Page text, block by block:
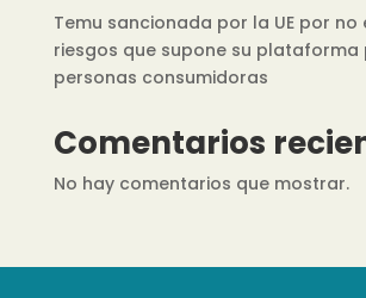
Temu sancionada por la UE por no
riesgos que supone su plataforma
personas consumidoras
Comentarios
No hay comentarios que mostrar.